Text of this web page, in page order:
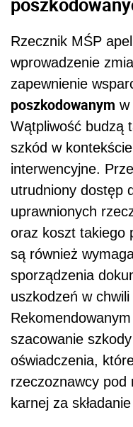
Rzecznik MŚP
wprowadzenie
zapewnienie
poszkodowanym w
Wątpliwość budzą
szkód w
interwencyjne.
utrudniony dostęp
uprawnionych
oraz koszt takiego
są również
sporządzenia
uszkodzeń w
szacowanie
oświadczenia,
rzeczoznawcy pod
karnej za